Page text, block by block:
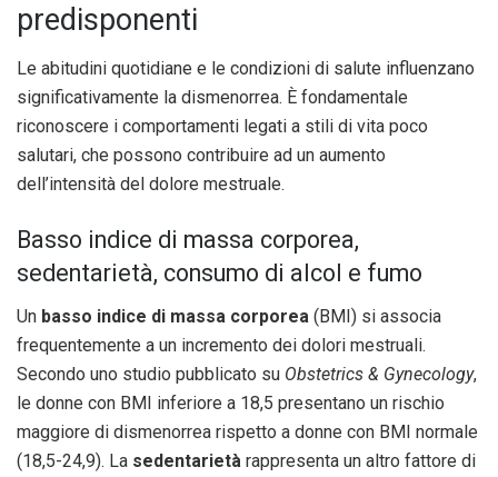
predisponenti
Le abitudini quotidiane e le condizioni di salute influenzano
significativamente la dismenorrea. È fondamentale
riconoscere i comportamenti legati a stili di vita poco
salutari, che possono contribuire ad un aumento
dell’intensità del dolore mestruale.
Basso indice di massa corporea,
sedentarietà, consumo di alcol e fumo
Un basso indice di massa corporea (BMI) si associa
frequentemente a un incremento dei dolori mestruali.
Secondo uno studio pubblicato su Obstetrics & Gynecology,
le donne con BMI inferiore a 18,5 presentano un rischio
maggiore di dismenorrea rispetto a donne con BMI normale
(18,5-24,9). La sedentarietà rappresenta un altro fattore di